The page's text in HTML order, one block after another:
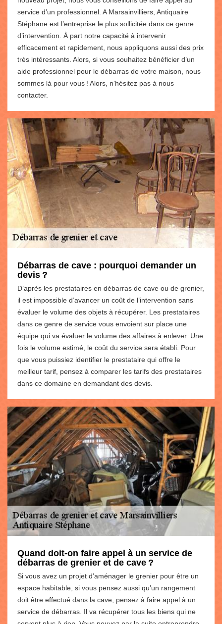
service d’un professionnel. A Marsainvilliers, Antiquaire
Stéphane est l’entreprise le plus sollicitée dans ce genre
d’intervention. À part notre capacité à intervenir
efficacement et rapidement, nous appliquons aussi des prix
très intéressants. Alors, si vous souhaitez bénéficier d’un
aide professionnel pour le débarras de votre maison, nous
sommes là pour vous ! Alors, n’hésitez pas à nous
contacter.
Débarras de cave : pourquoi demander un
devis ?
D’après les prestataires en débarras de cave ou de grenier,
il est impossible d’avancer un coût de l’intervention sans
évaluer le volume des objets à récupérer. Les prestataires
dans ce genre de service vous envoient sur place une
équipe qui va évaluer le volume des affaires à enlever. Une
fois le volume estimé, le coût du service sera établi. Pour
que vous puissiez identifier le prestataire qui offre le
meilleur tarif, pensez à comparer les tarifs des prestataires
dans ce domaine en demandant des devis.
Quand doit-on faire appel à un service de
débarras de grenier et de cave ?
Si vous avez un projet d’aménager le grenier pour être un
espace habitable, si vous pensez aussi qu’un rangement
doit être effectué dans la cave, pensez à faire appel à un
service de débarras. Il va récupérer tous les biens qui ne